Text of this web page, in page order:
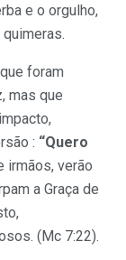
e o orgulho,
foram
mas que
: “Quero
irmãos, verão
a Graça de
(Mc 7:22).